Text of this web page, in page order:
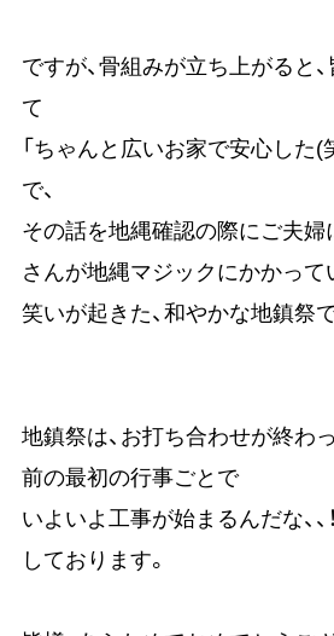
ですが、骨組みが立ち上がると
て
「ちゃんと広いお家で安心した(
で、
その話を地縄確認の際にご夫婦
さんが地縄マジックにかかって
笑いが起きた、和やかな地鎮祭
地鎮祭は、お打ち合わせが終わ
前の最初の行事ごとで
いよいよ工事が始まるんだな、、
しております。